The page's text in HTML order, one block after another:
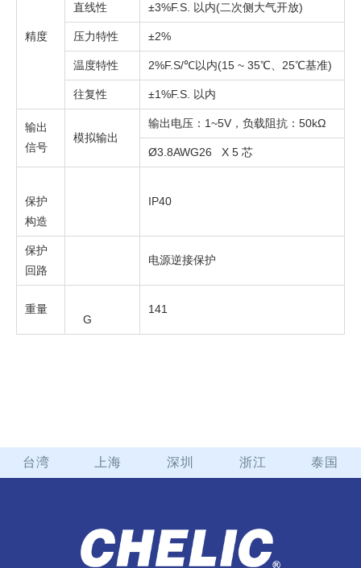
精度
直线性 ±3%F.S. 以内(二次侧大气开放)
压力特性 ±2%
温度特性 2%F.S/℃以内(15 ~ 35℃、25℃基准)
往复性 ±1%F.S. 以内
输出
信号
模拟输出
输出电压：1~5V，负载阻抗：50kΩ
Ø3.8AWG26 X 5 芯
保护
构造
IP40
保护
回路
电源逆接保护
重量
G
141
台湾 上海 深圳 浙江 泰国